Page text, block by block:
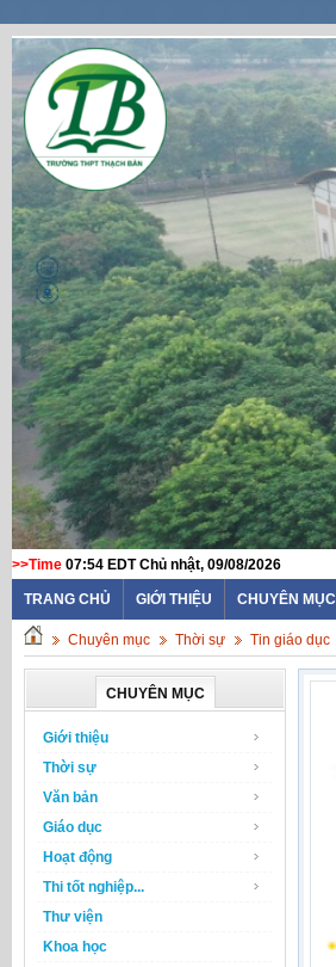
>>Time 07:54 EDT Chủ nhật, 09/08/2026
TRANG CHỦ
GIỚI THIỆU CHUYÊN MỤC
Chuyên mục Thời sự Tin giáo dục
CHUYÊN MỤC
Giới thiệu
Thời sự
Văn bản
Giáo dục
Hoạt động
Thi tốt nghiệp...
Thư viện
Khoa học